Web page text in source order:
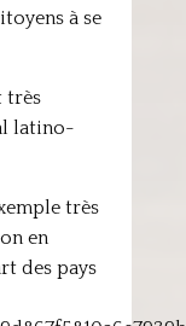
à se
très
latino-
très
en
des pays